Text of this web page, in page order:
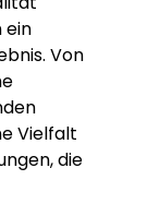
ein
Von
Vielfalt
die